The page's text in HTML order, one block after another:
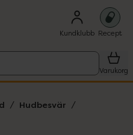
Kundklubb Recept
Varukorg
Hudbesvär